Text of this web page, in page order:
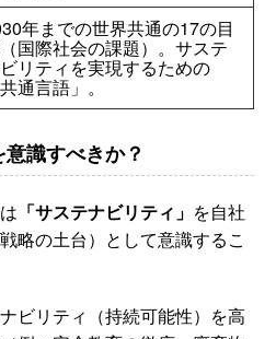
年までの世界共通の17の目
国際社会の課題）。サステ
リティを実現するための
共通言語」。
識すべきか？
「サステナビリティ」 を自社
略の土台）として意識するこ
ビリティ（持続可能性）を高